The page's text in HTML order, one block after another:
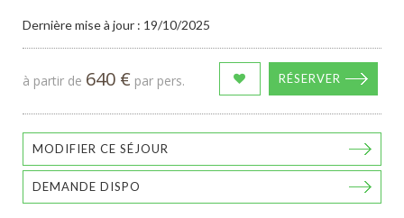
Dernière mise à jour : 19/10/2025
à partir de 640 € par pers. RÉSERVER
MODIFIER CE SÉJOUR
DEMANDE DISPO